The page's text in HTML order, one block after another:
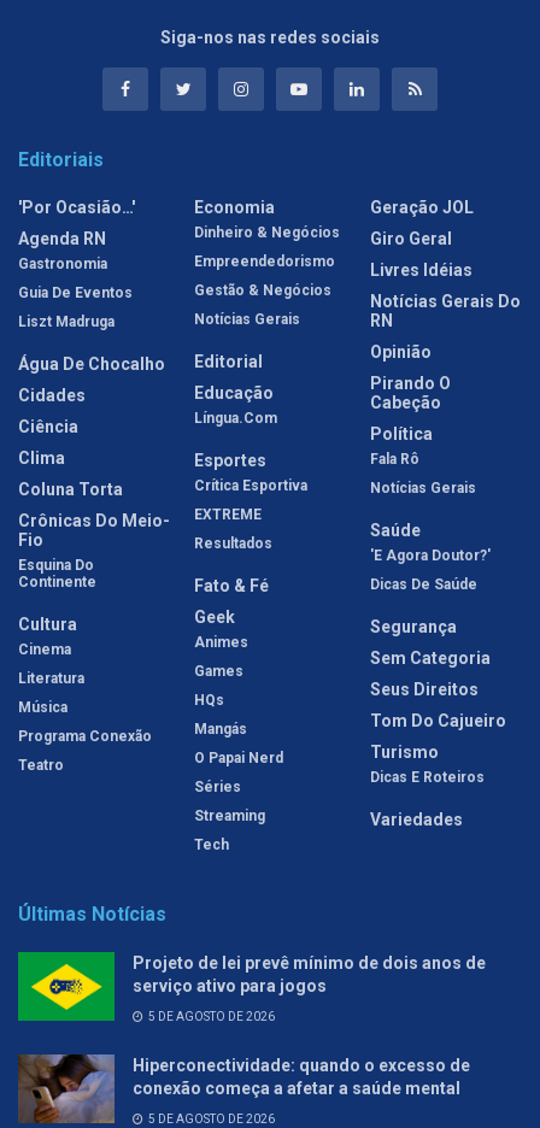
Siga-nos nas redes sociais
Editoriais
'Por Ocasião…'
Agenda RN
Gastronomia
Guia De Eventos
Liszt Madruga
Água De Chocalho
Cidades
Ciência
Clima
Coluna Torta
Crônicas Do Meio-
Fio
Esquina Do
Continente
Cultura
Cinema
Literatura
Música
Programa Conexão
Teatro
Economia
Dinheiro & Negócios
Empreendedorismo
Gestão & Negócios
Notícias Gerais
Editorial
Educação
Língua.com
Esportes
Crítica Esportiva
EXTREME
Resultados
Fato & Fé
Geek
Animes
Games
HQs
Mangás
O Papai Nerd
Séries
Streaming
Tech
Geração JOL
Giro Geral
Livres Idéias
Notícias Gerais Do
RN
Opinião
Pirando O
Cabeção
Política
Fala Rô
Notícias Gerais
Saúde
'E Agora Doutor?'
Dicas De Saúde
Segurança
Sem Categoria
Seus Direitos
Tom Do Cajueiro
Turismo
Dicas E Roteiros
Variedades
Últimas Notícias
Projeto de lei prevê mínimo de dois anos de
serviço ativo para jogos
5 DE AGOSTO DE 2026
Hiperconectividade: quando o excesso de
conexão começa a afetar a saúde mental
5 DE AGOSTO DE 2026